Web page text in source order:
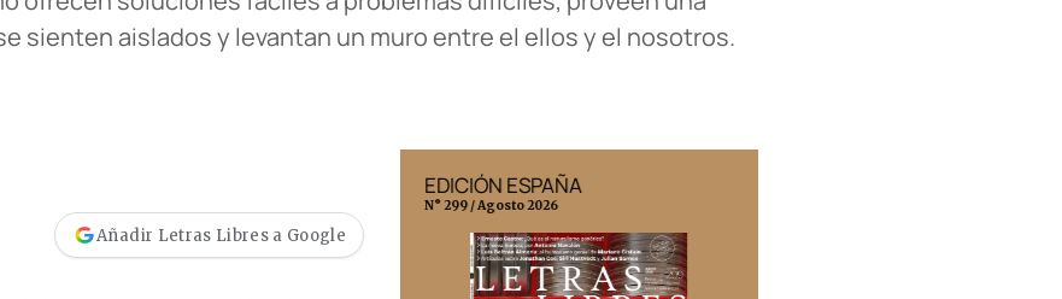
sienten aislados y levantan un muro entre el ellos y el nosotros.
Añadir Letras Libres a Google
EDICIÓN ESPAÑA
N° 299 / Agosto 2026